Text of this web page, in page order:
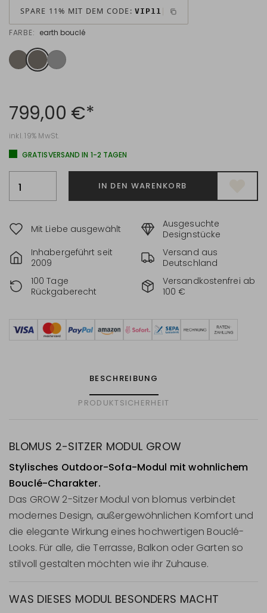
SPARE 11% MIT DEM CODE: VIP11
FARBE: earth bouclé
799,00 €*
inkl. 19% MwSt.
GRATISVERSAND IN 1-2 TAGEN
IN DEN WARENKORB
Mit Liebe ausgewählt
Ausgesuchte
Designstücke
Inhabergeführt seit
2009
Versand aus
Deutschland
100 Tage
Rückgaberecht
Versandkostenfrei ab
100 €
BESCHREIBUNG
PRODUKTSICHERHEIT
BLOMUS 2-SITZER MODUL GROW
Stylisches Outdoor-Sofa-Modul mit wohnlichem
Bouclé-Charakter.
Das GROW 2-Sitzer Modul von blomus verbindet
modernes Design, außergewöhnlichen Komfort und
die elegante Wirkung eines hochwertigen Bouclé-
Looks. Für alle, die Terrasse, Balkon oder Garten so
stilvoll gestalten möchten wie ihr Zuhause.
WAS DIESES MODUL BESONDERS MACHT